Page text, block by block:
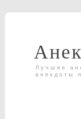
Лучшие
анекдоты